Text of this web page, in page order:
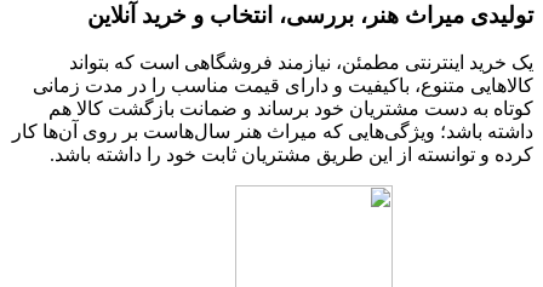
تولیدی میراث هنر، بررسی، انتخاب و خرید آنلاین
یک خرید اینترنتی مطمئن، نیازمند فروشگاهی است که بتواند
کالاهایی متنوع، باکیفیت و دارای قیمت مناسب را در مدت زمانی
کوتاه به دست مشتریان خود برساند و ضمانت بازگشت کالا هم
داشته باشد؛ ویژگی‌هایی که میراث هنر سال‌هاست بر روی آن‌ها کار
کرده و توانسته از این طریق مشتریان ثابت خود را داشته باشد.